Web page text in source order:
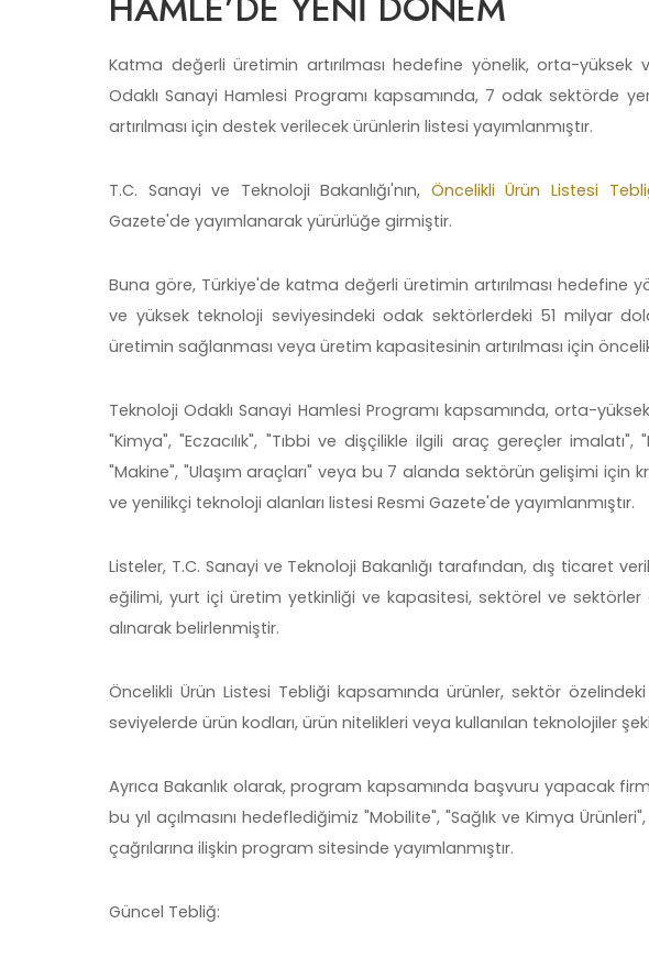
Katma değerli üretimin artırılması hedefine yönelik, orta-
Odaklı Sanayi Hamlesi Programı kapsamında, 7 odak sektörde
artırılması için destek verilecek ürünlerin listesi yayımlanmıştır.
T.C. Sanayi ve Teknoloji Bakanlığı'nın, Öncelikli Ürün Listesi
Gazete'de yayımlanarak yürürlüğe girmiştir.
Buna göre, Türkiye'de katma değerli üretimin artırılması hedefine
ve yüksek teknoloji seviyesindeki odak sektörlerdeki 51 milyar
üretimin sağlanması veya üretim kapasitesinin artırılması için
Teknoloji Odaklı Sanayi Hamlesi Programı kapsamında, orta-
"Kimya", "Eczacılık", "Tıbbi ve dişçilikle ilgili araç gereçler
"Makine", "Ulaşım araçları" veya bu 7 alanda sektörün gelişimi için
ve yenilikçi teknoloji alanları listesi Resmi Gazete'de yayımlanmıştır.
Listeler, T.C. Sanayi ve Teknoloji Bakanlığı tarafından, dış ticaret
eğilimi, yurt içi üretim yetkinliği ve kapasitesi, sektörel ve sektörler
alınarak belirlenmiştir.
Öncelikli Ürün Listesi Tebliği kapsamında ürünler, sektör
seviyelerde ürün kodları, ürün nitelikleri veya kullanılan teknolojiler
Ayrıca Bakanlık olarak, program kapsamında başvuru yapacak
bu yıl açılmasını hedeflediğimiz "Mobilite", "Sağlık ve Kimya
çağrılarına ilişkin program sitesinde yayımlanmıştır.
Güncel Tebliğ: